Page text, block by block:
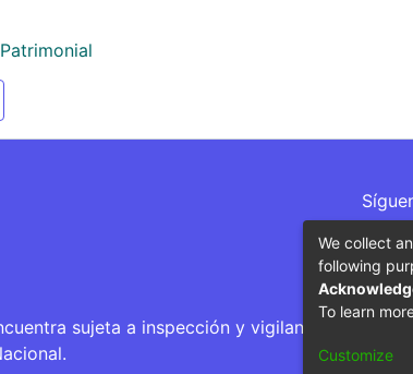
sujeta a inspección y vigilancia por parte
We collect
following
To learn
Customize